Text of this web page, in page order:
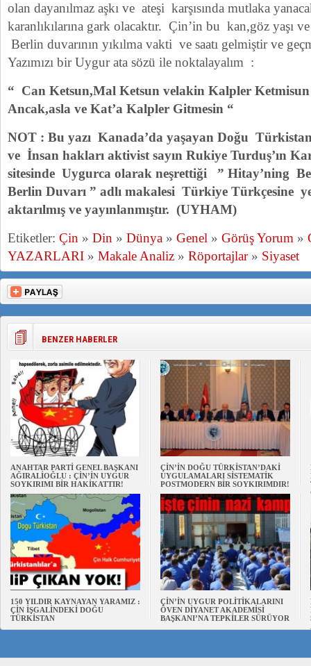
olan dayanılmaz aşkı ve ateşi karşısında mutlaka
karanlıkılarına gark olacaktır. Çin’in bu kan,göz yaşı
Berlin duvarının yıkılma vakti ve saatı gelmiştir ve
Yazımızı bir Uygur ata sözü ile noktalayalım :
“ Can Ketsun,Mal Ketsun velakin Kalpler
Ancak,asla ve Kat’a Kalpler Gitmesin “
NOT : Bu yazı Kanada’da yaşayan Doğu
ve İnsan hakları aktivist sayın Rukiye Turduş’ın
sitesinde Uygurca olarak neşrettiği ” Hitay’ning
Berlin Duvarı ” adlı makalesi Türkiye Türkçesine
aktarılmış ve yayınlanmıştır. (UYHAM)
Etiketler: Çin » Din » Dünya » Genel » Görüş Yorum »
YAZARLARI » Makale Analiz » Röportajlar» Siyaset
BENZER HABERLER
ANAHTAR PARTİ GENEL BAŞKANI
AĞIRALİOĞLU : ÇİN’İN UYGUR
SOYKIRIMI BİR HAKİKATTIR!
ÇİN’İN DOĞU TÜRKİSTAN’DAKİ
UYGULAMALARI SİSTEMATİK
POSTMODERN BİR SOYKIRIMDIR!
150 YILDIR KAYNAYAN YARAMIZ :
ÇİN İŞGALİNDEKİ DOĞU
TÜRKİSTAN
ÇİN’İN UYGUR POLİTİKALARINI
ÖVEN DİYANET AKADEMİSİ
BAŞKANI’NA TEPKİLER SÜRÜYOR